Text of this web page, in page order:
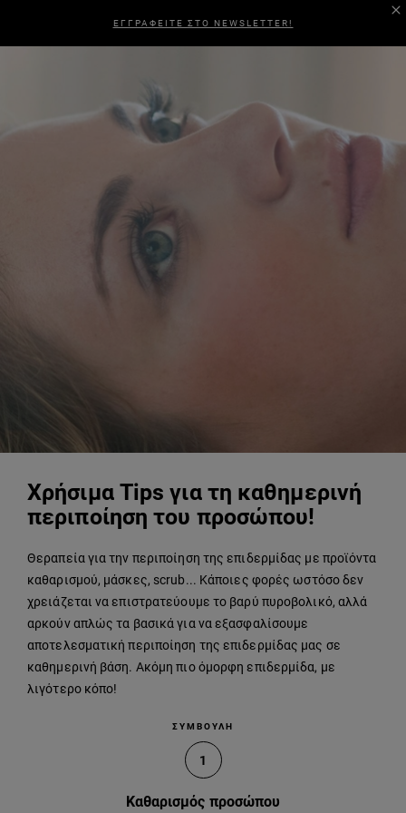
ΕΓΓΡΑΦΕΙΤΕ ΣΤΟ NEWSLETTER!
Χρήσιμα Tips για τη καθημερινή
περιποίηση του προσώπου!
Θεραπεία για την περιποίηση της επιδερμίδας με προϊόντα
καθαρισμού, μάσκες, scrub... Κάποιες φορές ωστόσο δεν
χρειάζεται να επιστρατεύουμε το βαρύ πυροβολικό, αλλά
αρκούν απλώς τα βασικά για να εξασφαλίσουμε
αποτελεσματική περιποίηση της επιδερμίδας μας σε
καθημερινή βάση. Ακόμη πιο όμορφη επιδερμίδα, με
λιγότερο κόπο!
ΣΥΜΒΟΥΛΗ
1
Καθαρισμός προσώπου